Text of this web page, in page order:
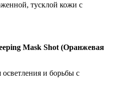
тусклой кожи с
Mask Shot (Оранжевая
осветления и борьбы с